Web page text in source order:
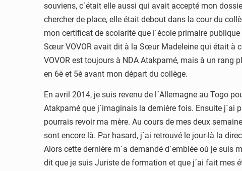
souviens, c´était elle aussi qui avait accepté mon
chercher de place, elle était debout dans la cour du
mon certificat de scolarité que l´école primaire
Sœur VOVOR avait dit à la Sœur Madeleine qui était à
VOVOR est toujours à NDA Atakpamé, mais à un rang
en 6è et 5è avant mon départ du collège.
En avril 2014, je suis revenu de l´Allemagne au Togo
Atakpamé que j´imaginais la dernière fois. Ensuite
pourrais revoir ma mère. Au cours de mes deux
sont encore là. Par hasard, j´ai retrouvé le jour-là la
Alors cette dernière m´a demandé d´emblée où je suis
dit que je suis Juriste de formation et que j´ai fait mes